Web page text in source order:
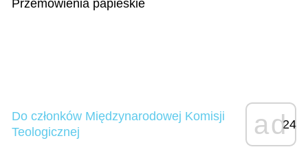
Przemówienia papieskie
Do członków Międzynarodowej Komisji
Teologicznej
ad24